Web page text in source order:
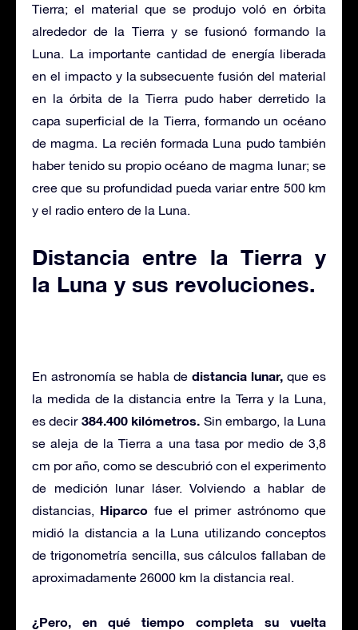
Tierra; el material que se produjo voló en órbita
alrededor de la Tierra y se fusionó formando la
Luna. La importante cantidad de energía liberada
en el impacto y la subsecuente fusión del material
en la órbita de la Tierra pudo haber derretido la
capa superficial de la Tierra, formando un océano
de magma. La recién formada Luna pudo también
haber tenido su propio océano de magma lunar; se
cree que su profundidad pueda variar entre 500 km
y el radio entero de la Luna.
Distancia entre la Tierra y
la Luna y sus revoluciones.
En astronomía se habla de distancia lunar, que es
la medida de la distancia entre la Terra y la Luna,
es decir 384.400 kilómetros. Sin embargo, la Luna
se aleja de la Tierra a una tasa por medio de 3,8
cm por año, como se descubrió con el experimento
de medición lunar láser. Volviendo a hablar de
distancias, Hiparco fue el primer astrónomo que
midió la distancia a la Luna utilizando conceptos
de trigonometría sencilla, sus cálculos fallaban de
aproximadamente 26000 km la distancia real.
¿Pero, en qué tiempo completa su vuelta